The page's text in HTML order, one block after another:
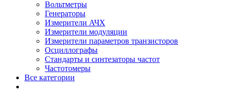
Вольтметры
Генераторы
Измерители АЧХ
Измерители модуляции
Измерители параметров транзисторов
Осциллографы
Стандарты и синтезаторы частот
Частотомеры
Все категории